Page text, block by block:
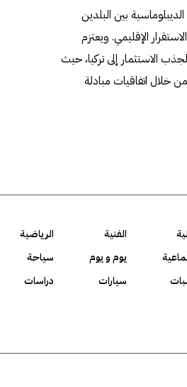
الديبلوماسية بين البلدين
الإقليمي. ويعتزم
وقطر في الفترة 17وحتى 19 يوليو الجاري لجذب الاستثمار إلى تركيا، حيث
خلال اتفاقيات مبادلة
الفنية
الرياضية
يوم و يوم
سياحة
سيارات
دراسات